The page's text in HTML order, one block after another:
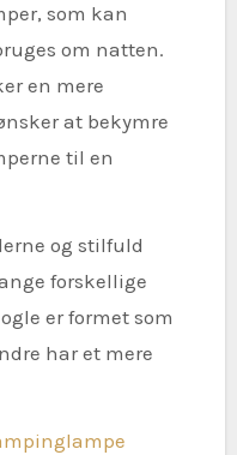
som kan
om natten.
en mere
at bekymre
til en
og stilfuld
forskellige
er formet som
har et mere